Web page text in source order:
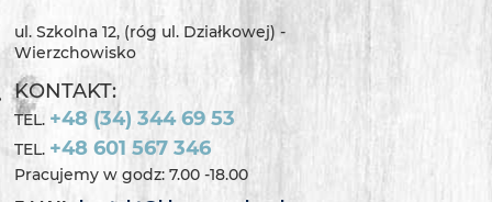
ul. Szkolna 12, (róg ul. Działkowej) -
Wierzchowisko
KONTAKT:
TEL. +48 (34) 344 69 53
TEL. +48 601 567 346
Pracujemy w godz: 7.00 -18.00